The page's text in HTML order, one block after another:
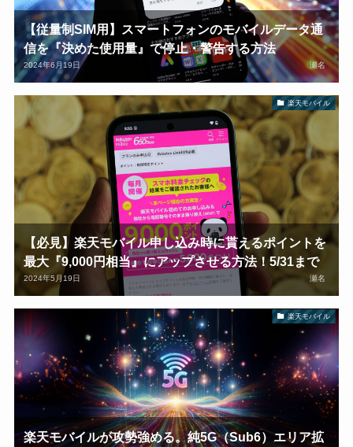
【従量制SIM用】スマートフォンのモバイルデータ通
信を『決めた使用量』で停止・警告する方法
2024年6月19日 瀬名
楽天モバイル
【必見】楽天モバイル申し込み時に貰えるポイントを
最大『9,000円相当』にアップさせる方法！5/31まで
2024年5月19日 瀬名
楽天モバイル
楽天モバイルが攻勢強める。純5G（Sub6）エリア拡